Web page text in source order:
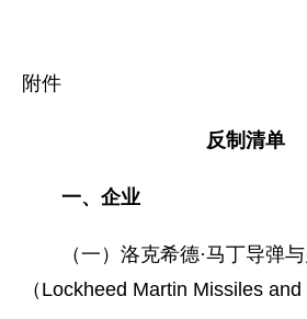
附件
反制清单
一、企业
（一）洛克希德·马丁导弹与
（Lockheed Martin Missiles and